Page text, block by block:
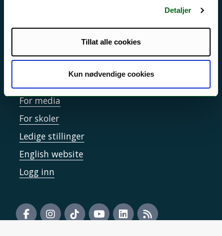
Detaljer
Tillat alle cookies
Kun nødvendige cookies
Sikkerhet, beredskap og personvern
Tilgjengelighetserklæring
For media
For skoler
Ledige stillinger
English website
Logg inn